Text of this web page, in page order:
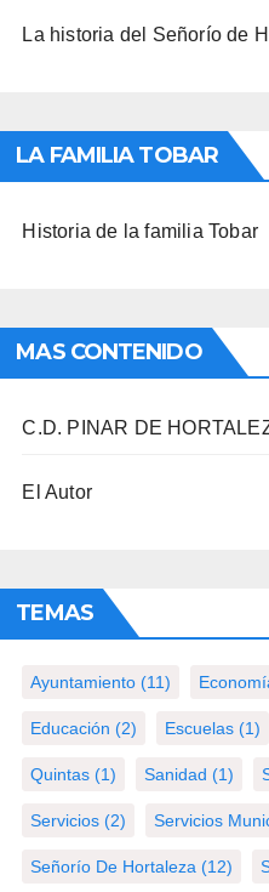
La historia del Señorío de
LA FAMILIA TOBAR
Historia de la familia Tobar
MAS CONTENIDO
C.D. PINAR DE
El Autor
TEMAS
Ayuntamiento (11)
Educación (2) Escuelas (1)
Quintas (1) Sanidad (1)
Servicios (2) Servicios
Señorío De Hortaleza (12)